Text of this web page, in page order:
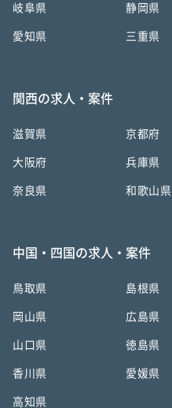
岐阜県 静岡県
愛知県 三重県
関西の求人・案件
滋賀県 京都府
大阪府 兵庫県
奈良県 和歌山県
中国・四国の求人・案件
鳥取県 島根県
岡山県 広島県
山口県 徳島県
香川県 愛媛県
高知県